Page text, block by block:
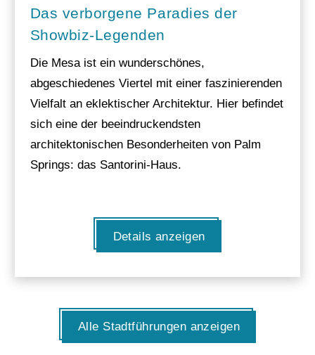
Das verborgene Paradies der
Showbiz-Legenden
Die Mesa ist ein wunderschönes,
abgeschiedenes Viertel mit einer faszinierenden
Vielfalt an eklektischer Architektur. Hier befindet
sich eine der beeindruckendsten
architektonischen Besonderheiten von Palm
Springs: das Santorini-Haus.
Details anzeigen
Alle Stadtführungen anzeigen